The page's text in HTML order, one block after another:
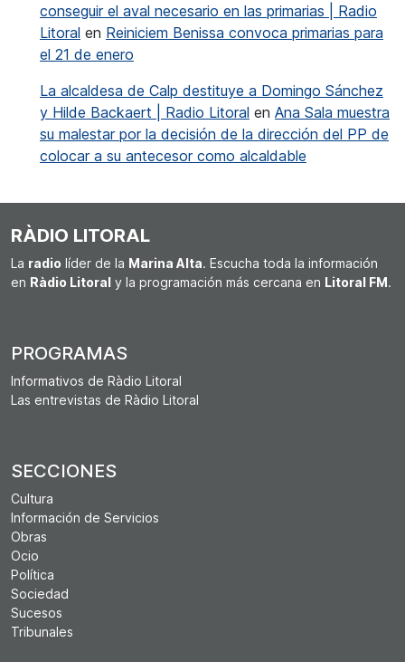
conseguir el aval necesario en las primarias | Radio
Litoral en Reiniciem Benissa convoca primarias para
el 21 de enero
La alcaldesa de Calp destituye a Domingo Sánchez
y Hilde Backaert | Radio Litoral en Ana Sala muestra
su malestar por la decisión de la dirección del PP de
colocar a su antecesor como alcaldable
RÀDIO LITORAL
La radio líder de la Marina Alta. Escucha toda la información
en Ràdio Litoral y la programación más cercana en Litoral FM.
PROGRAMAS
Informativos de Ràdio Litoral
Las entrevistas de Ràdio Litoral
SECCIONES
Cultura
Información de Servicios
Obras
Ocio
Política
Sociedad
Sucesos
Tribunales